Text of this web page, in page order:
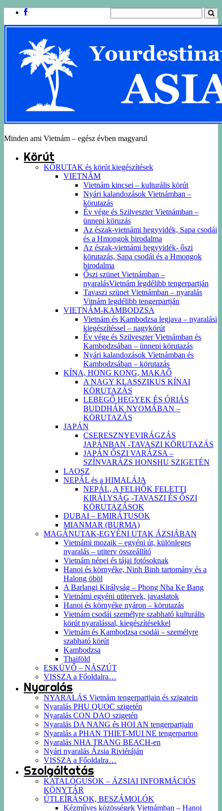
Minden ami Vietnám – egész évben magyarul
Körút
KÖRUTAK és körút kiegészítések
VIETNÁM
Vietnám kincsei – kulturális körút
Nyári kalandozások Vietnámban –
körutazás
Év vége és Szilveszter Vietnámban –
ünnepi köruzás
Az észak-vietnámi hegyvidék, Sapa csodái
és a Hmongok birodalma
Az észak-vietnámi hegyvidék- őszi
körutazás, Sapa csodái és a Hmongok
birodalma
Őszi szünet Vietnámban –
nyaralásVietnám legdélibb tengerpartján
Tavaszi szünet Vietnámban – nyaralás
Vitnám legdélibb tengerpartján
VIETNÁM-KAMBODZSA
Vietnám és Kambodzsa legjava – nyaralási
kiegészítéssel – nagykörút
Év vége és Szilveszter Vietnámban és
Kambodzsában – ünnepi körutazás
Nyári kalandozások Vietnámban és
Kambodzsában – körutazás
KÍNA, HONG KONG, MAKAŐ
A NAGY KLASSZIKUS KÍNAI
KÖRUTAZÁS
LEBEGŐ HEGYEK ÉS ÓRIÁS
BUDDHÁK NYOMÁBAN –
KÖRUTAZÁS
JAPÁN
CSERESZNYEVIRÁGZÁS
JAPÁNBAN -TAVASZI KÖRUTAZÁS
JAPÁN ŐSZI VARÁZSA –
SZÍNVARÁZS HONSHU SZIGETÉN
LAOSZ
NEPÁL és a HIMALÁJA
NEPÁL, A FELHŐK FELETTI
KIRÁLYSÁG -TAVASZI ÉS ŐSZI
KÖRUTAZÁSOK
DUBAI – EMIRÁTUSOK
MIANMAR (BURMA)
MAGÁNUTAK-EGYÉNI UTAK ÁZSIÁBAN
Vietnámi mozaik – egyéni út, különleges
nyaralás – utiterv összeállító
Vietnám népei és tájai fotósoknak
Hanoi és környéke, Ninh Binh tartomány és a
Halong öböl
A Barlangi Királyság – Phong Nha Ke Bang
Vietnámi egyéni utitervek, javaslatok
Hanoi és környéke nyáron – körutazás
Vietnám csodái személyre szabható kulturális
körút nyaralással, kiegészítésekkel
Vietnám és Kambodzsa csodái – személyre
szabható körút
Kambodzsa
Thaiföld
ESKÜVŐ – NÁSZÚT
VISSZA a Főoldalra…
Nyaralás
NYARALÁS Vietnám tengerpartjain és szigatein
Nyaralás PHU QUOC szigetén
Nyaralás CON DAO szigetén
Nyaralás DA NANG és HOI AN tengerpartjain
Nyaralás a PHAN THIET-MUI NE tengerparton
Nyaralás NHA TRANG BEACH-en
Nyári nyaralás Ázsia Riviéráján
VISSZA a Főoldalra…
Szolgáltatás
KATALÓGUSOK – ÁZSIAI INFORMÁCIÓS
KÖNYTÁR
ÚTLEÍRÁSOK, BESZÁMOLÓK
Kézműves közösségek Vietnámban – Hanoi